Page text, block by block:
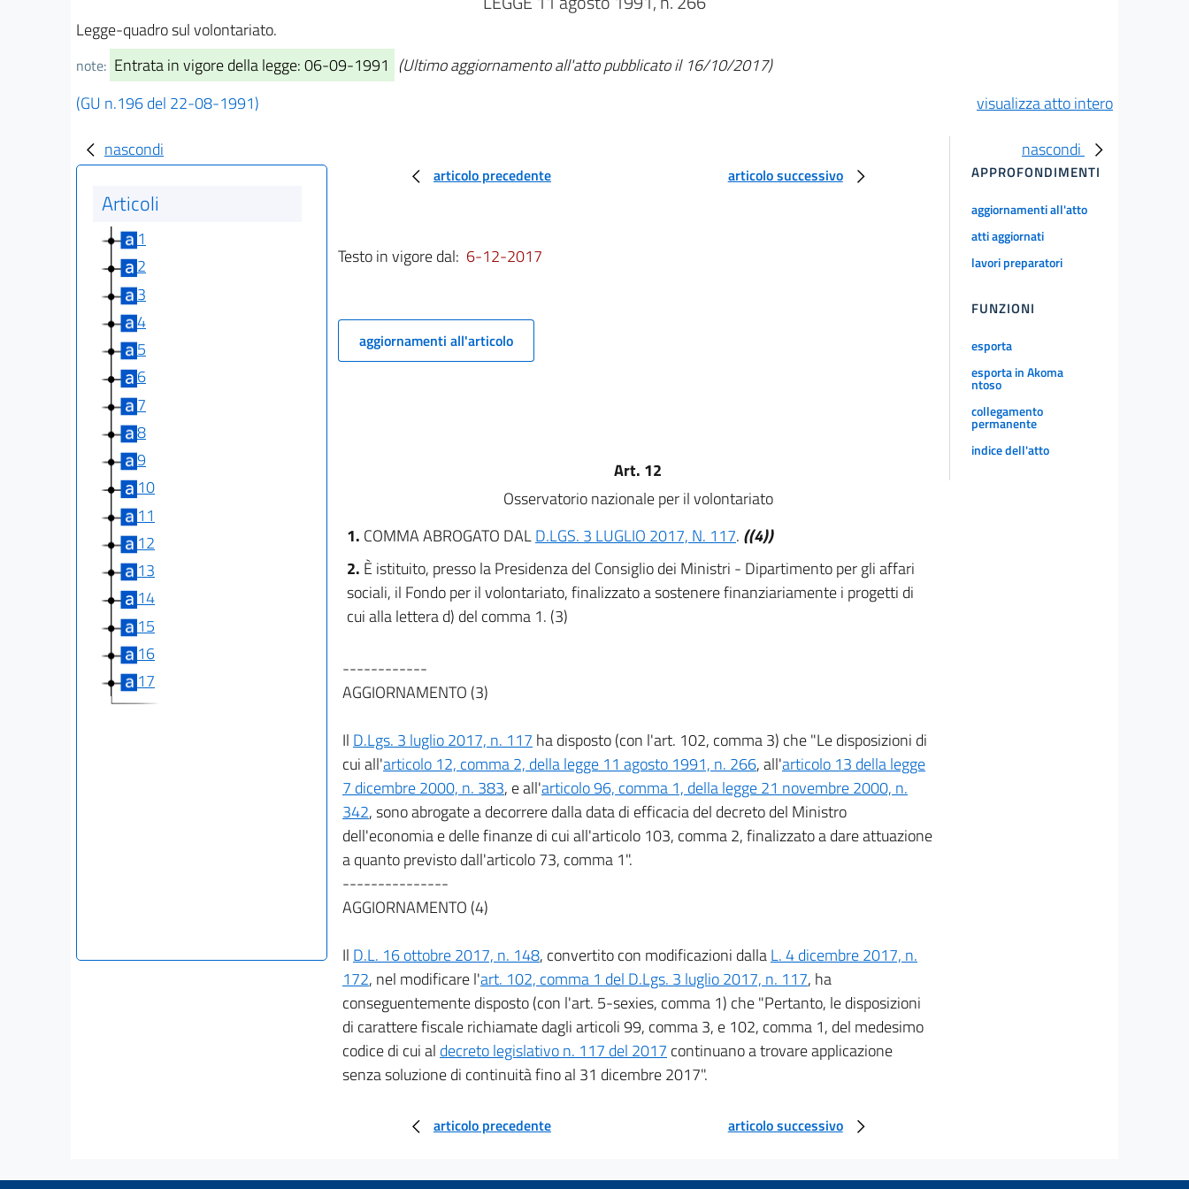
Legge-quadro sul volontariato.
note: Entrata in vigore della legge: 06-09-1991 (Ultimo aggiornamento all'atto pubblicato il 16/10/2017)
(GU n.196 del 22-08-1991)
visualizza atto intero
nascondi
Articoli
1
2
3
4
5
6
7
8
9
10
11
12
13
14
15
16
17
articolo precedente articolo successivo
Testo in vigore dal: 6-12-2017
aggiornamenti all'articolo
Art. 12
Osservatorio nazionale per il volontariato
1. COMMA ABROGATO DALD.LGS. 3 LUGLIO 2017, N. 117. ((4))
2. È istituito, presso la Presidenza del Consiglio dei Ministri - Dipartimento per gli affari
sociali, il Fondo per il volontariato, finalizzato a sostenere finanziariamente i progetti di
cui alla lettera d) del comma 1. (3)
------------
AGGIORNAMENTO (3)
Il D.Lgs. 3 luglio 2017, n. 117 ha disposto (con l'art. 102, comma 3) che "Le disposizioni di
cui all'articolo 12, comma 2, della legge 11 agosto 1991, n. 266, all'articolo 13 della legge
7 dicembre 2000, n. 383, e all'articolo 96, comma 1, della legge 21 novembre 2000, n.
342, sono abrogate a decorrere dalla data di efficacia del decreto del Ministro
dell'economia e delle finanze di cui all'articolo 103, comma 2, finalizzato a dare attuazione
a quanto previsto dall'articolo 73, comma 1".
---------------
AGGIORNAMENTO (4)
Il D.L. 16 ottobre 2017, n. 148, convertito con modificazioni dallaL. 4 dicembre 2017, n.
172, nel modificare l'art. 102, comma 1 del D.Lgs. 3 luglio 2017, n. 117, ha
conseguentemente disposto (con l'art. 5-sexies, comma 1) che "Pertanto, le disposizioni
di carattere fiscale richiamate dagli articoli 99, comma 3, e 102, comma 1, del medesimo
codice di cui al decreto legislativo n. 117 del 2017 continuano a trovare applicazione
senza soluzione di continuità fino al 31 dicembre 2017".
articolo precedente articolo successivo
nascondi
APPROFONDIMENTI
aggiornamenti all'atto
atti aggiornati
lavori preparatori
FUNZIONI
esporta
esporta in Akoma
ntoso
collegamento
permanente
indice dell'atto